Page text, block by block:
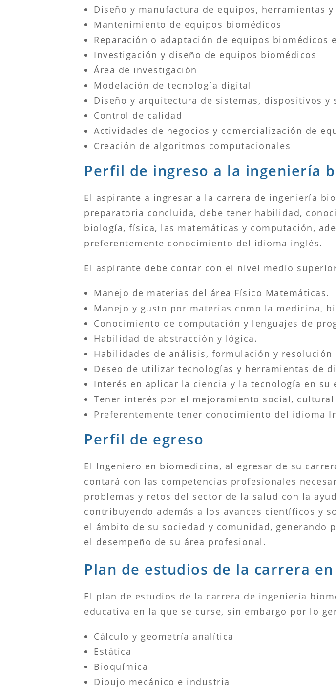
Diseño y manufactura de equipos, herramientas
Mantenimiento de equipos biomédicos
Reparación o adaptación de equipos biomédicos
Investigación y diseño de equipos biomédicos
Área de investigación
Modelación de tecnología digital
Diseño y arquitectura de sistemas, dispositivos y
Control de calidad
Actividades de negocios y comercialización de
Creación de algoritmos computacionales
Perfil de ingreso a la ingeniería
El aspirante a ingresar a la carrera de ingeniería
preparatoria concluida, debe tener habilidad,
biología, física, las matemáticas y computación,
preferentemente conocimiento del idioma inglés.
El aspirante debe contar con el nivel medio
Manejo de materias del área Físico Matemáticas.
Manejo y gusto por materias como la medicina,
Conocimiento de computación y lenguajes de
Habilidad de abstracción y lógica.
Habilidades de análisis, formulación y resolución
Deseo de utilizar tecnologías y herramientas de
Interés en aplicar la ciencia y la tecnología en
Tener interés por el mejoramiento social,
Preferentemente tener conocimiento del idioma
Perfil de egreso
El Ingeniero en biomedicina, al egresar de su
contará con las competencias profesionales
problemas y retos del sector de la salud con la
contribuyendo además a los avances científicos y
el ámbito de su sociedad y comunidad,
el desempeño de su área profesional.
Plan de estudios de la carrera
El plan de estudios de la carrera de ingeniería
educativa en la que se curse, sin embargo por lo
Cálculo y geometría analítica
Estática
Bioquímica
Dibujo mecánico e industrial